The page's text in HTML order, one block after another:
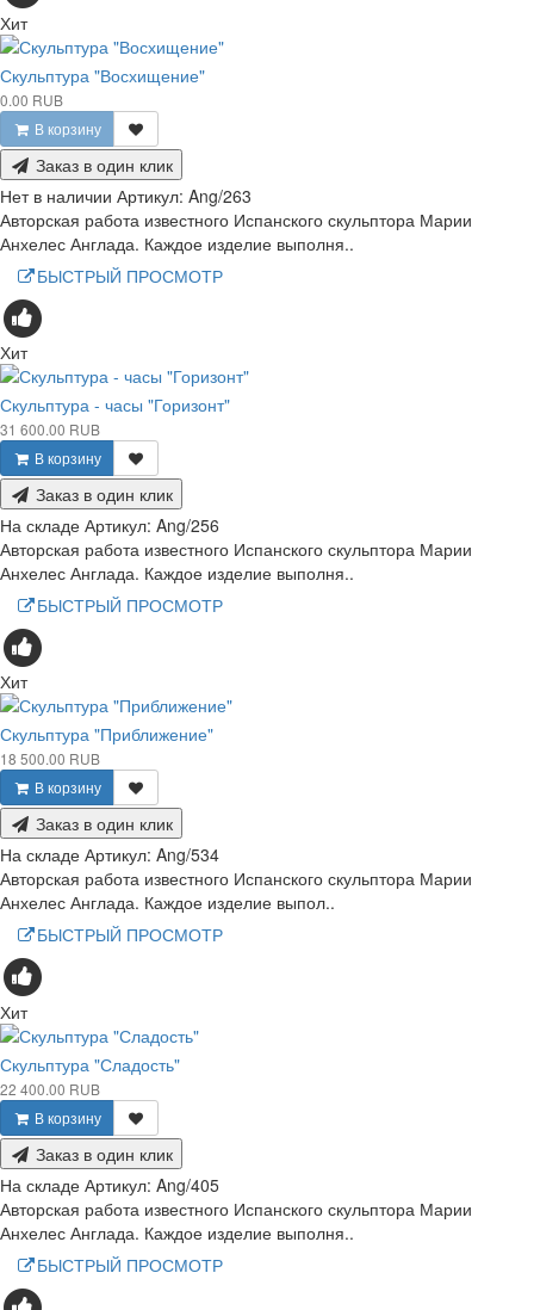
Хит
Скульптура "Восхищение"
0.00 RUB
В корзину
Заказ в один клик
Нет в наличии Артикул: Ang/263
Авторская работа известного Испанского скульптора Марии
Анхелес Англада. Каждое изделие выполня..
БЫСТРЫЙ ПРОСМОТР
Хит
Скульптура - часы "Горизонт"
31 600.00 RUB
В корзину
Заказ в один клик
На складе Артикул: Ang/256
Авторская работа известного Испанского скульптора Марии
Анхелес Англада. Каждое изделие выполня..
БЫСТРЫЙ ПРОСМОТР
Хит
Скульптура "Приближение"
18 500.00 RUB
В корзину
Заказ в один клик
На складе Артикул: Ang/534
Авторская работа известного Испанского скульптора Марии
Анхелес Англада. Каждое изделие выпол..
БЫСТРЫЙ ПРОСМОТР
Хит
Скульптура "Сладость"
22 400.00 RUB
В корзину
Заказ в один клик
На складе Артикул: Ang/405
Авторская работа известного Испанского скульптора Марии
Анхелес Англада. Каждое изделие выполня..
БЫСТРЫЙ ПРОСМОТР